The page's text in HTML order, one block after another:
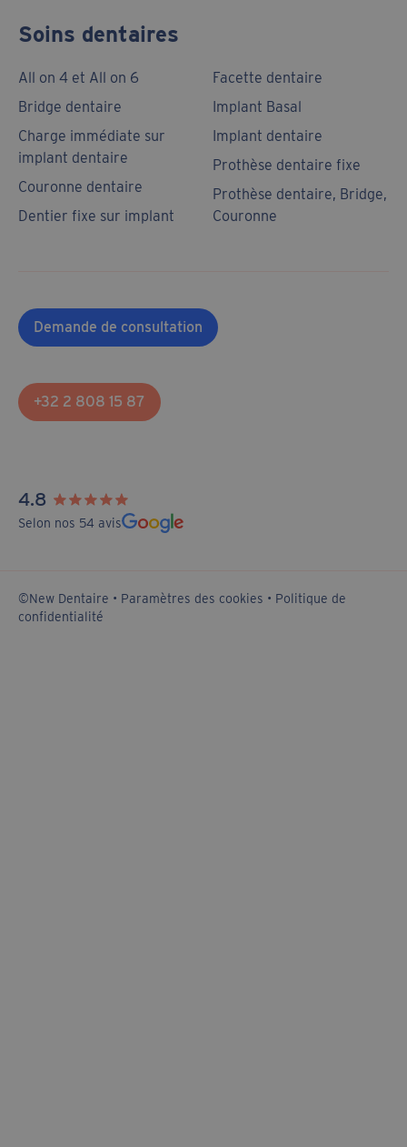
Soins dentaires
All on 4 et All on 6
Bridge dentaire
Charge immédiate sur
implant dentaire
Couronne dentaire
Dentier fixe sur implant
Facette dentaire
Implant Basal
Implant dentaire
Prothèse dentaire fixe
Prothèse dentaire, Bridge,
Couronne
Demande de consultation
+32 2 808 15 87
4.8
Selon nos 54 avis
©New Dentaire • Paramètres des cookies • Politique de
confidentialité